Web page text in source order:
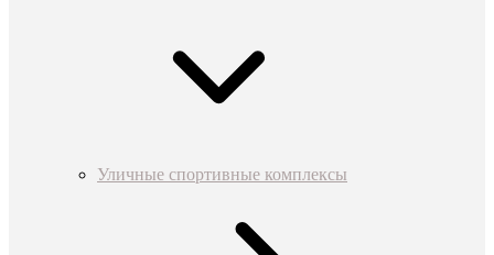
Уличные спортивные комплексы